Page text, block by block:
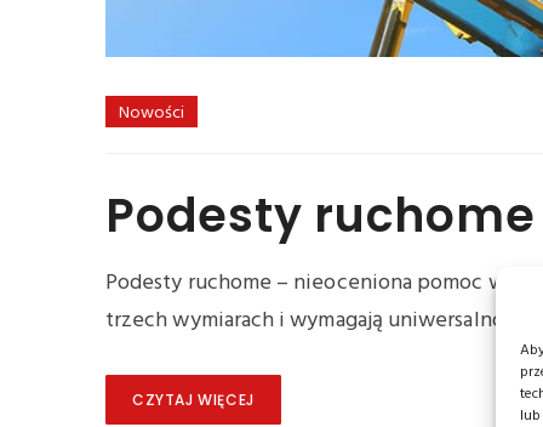
Nowości
Podesty
Podesty ruchome – nieoceniona pomoc
trzech wymiarach i wymagają
CZYTAJ WIĘCEJ